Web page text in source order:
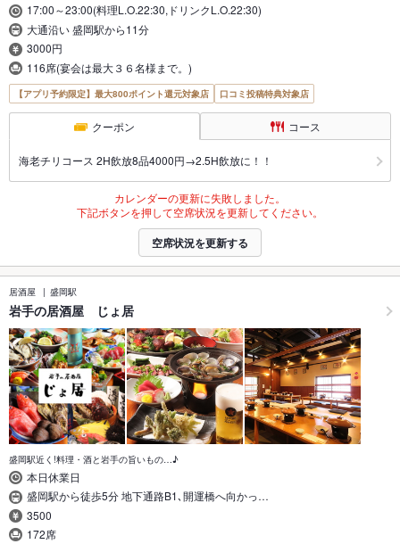
17:00～23:00(料理L.O.22:30,ドリンクL.O.22:30)
大通沿い 盛岡駅から11分
3000円
116席(宴会は最大３６名様まで。)
【アプリ予約限定】最大800ポイント還元対象店 口コミ投稿特典対象店
クーポン コース
海老チリコース 2H飲放8品4000円→2.5H飲放に！！
カレンダーの更新に失敗しました。
下記ボタンを押して空席状況を更新してください。
空席状況を更新する
居酒屋 盛岡駅
岩手の居酒屋 じょ居
盛岡駅近く!料理・酒と岩手の旨いもの…♪
本日休業日
盛岡駅から徒歩5分 地下通路B1､開運橋へ向かっ…
3500
172席